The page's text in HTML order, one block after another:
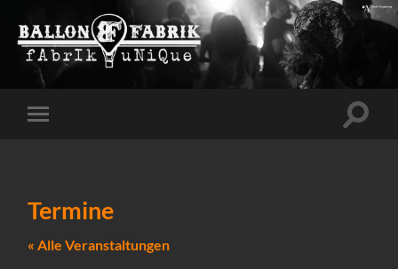
Mobile-
Termine
« Alle Veranstaltungen